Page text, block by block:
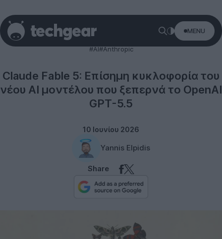
MENU
Technology
#AI#Anthropic
Claude Fable 5: Επίσημη κυκλοφορία του
νέου AI μοντέλου που ξεπερνά το OpenAI
GPT-5.5
10 Ιουνίου 2026
Yannis Elpidis
Share